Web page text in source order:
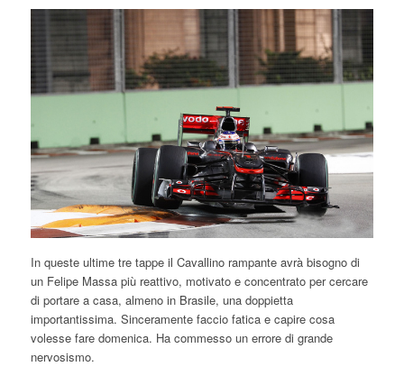
In queste ultime tre tappe il Cavallino rampante avrà bisogno di
un Felipe Massa più reattivo, motivato e concentrato per cercare
di portare a casa, almeno in Brasile, una doppietta
importantissima. Sinceramente faccio fatica e capire cosa
volesse fare domenica. Ha commesso un errore di grande
nervosismo.